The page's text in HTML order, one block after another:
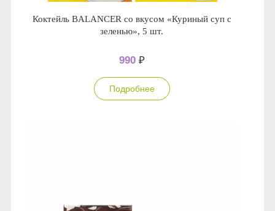
Коктейль BALANCER со вкусом «Куриный суп с
зеленью», 5 шт.
990 ₽
Подробнее